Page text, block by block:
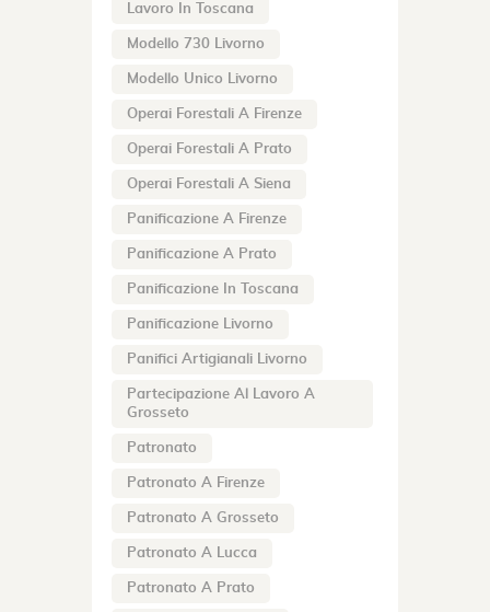
Lavoro In Toscana
Modello 730 Livorno
Modello Unico Livorno
Operai Forestali A Firenze
Operai Forestali A Prato
Operai Forestali A Siena
Panificazione A Firenze
Panificazione A Prato
Panificazione In Toscana
Panificazione Livorno
Panifici Artigianali Livorno
Partecipazione Al Lavoro A
Grosseto
Patronato
Patronato A Firenze
Patronato A Grosseto
Patronato A Lucca
Patronato A Prato